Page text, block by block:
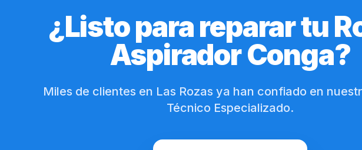
¿Listo para reparar tu
Aspirador Conga?
Miles de clientes en Las Rozas ya han confiado en
Técnico Especializado.